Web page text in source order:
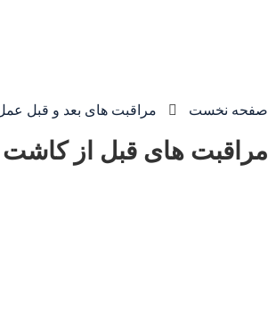
صفحه نخست مراقبت های بعد و قبل
مراقبت های قبل از کاشت